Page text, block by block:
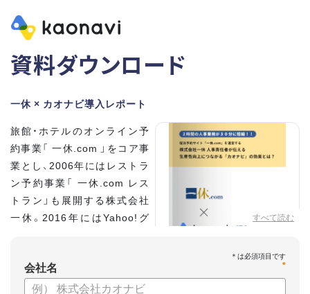
資料ダウンロード
一休 × カオナビ導入レポート
すべて読む
旅館・ホテルのオンライン予
約事業「 一休.com 」をコア事
業とし、2006年にはレストラ
ン予約事業「 一休.com レス
トラン」も展開する株式会社
一休。2016年にはYahoo!グ
す。積極的な採用を進め、社員
数は350名に拡大。いま、自社
*
会社名